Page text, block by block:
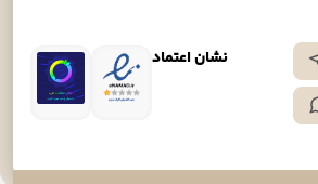
نشان اعتماد